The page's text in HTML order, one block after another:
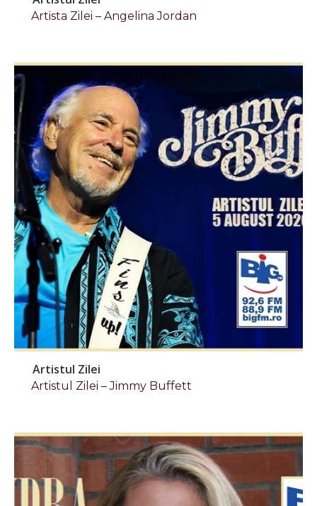
Artista Zilei – Angelina Jordan
Artistul Zilei
Artistul Zilei – Jimmy Buffett